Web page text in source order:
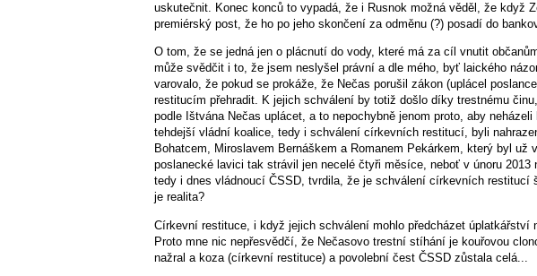
uskutečnit. Konec konců to vypadá, že i Rusnok možná věděl, že když
premiérský post, že ho po jeho skončení za odměnu (?) posadí do
O tom, že se jedná jen o plácnutí do vody, které má za cíl vnutit
může svědčit i to, že jsem neslyšel právní a dle mého, byť laického
varovalo, že pokud se prokáže, že Nečas porušil zákon (uplácel
restitucím přehradit. K jejich schválení by totiž došlo díky trestnému
podle Ištvána Nečas uplácet, a to nepochybně jenom proto, aby
tehdejší vládní koalice, tedy i schválení církevních restitucí, byli
Bohatcem, Miroslavem Bernáškem a Romanem Pekárkem, který byl už
poslanecké lavici tak strávil jen necelé čtyři měsíce, neboť v únoru 2013
tedy i dnes vládnoucí ČSSD, tvrdila, že je schválení církevních restitucí
je realita?
Církevní restituce, i když jejich schválení mohlo předcházet úplatkářství
Proto mne nic nepřesvědčí, že Nečasovo trestní stíhání je kouřovou
nažral a koza (církevní restituce) a povolební čest ČSSD zůstala celá...